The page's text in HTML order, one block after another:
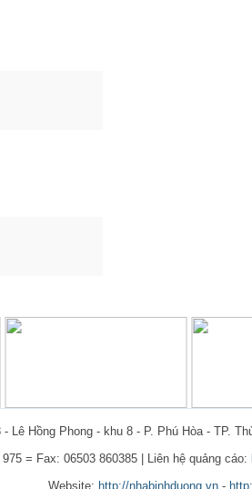
- Lê Hồng Phong - khu 8 - P. Phú Hòa - TP.
= Fax: 06503 860385 | Liên hệ quảng cáo:
Website: http://nhabinhduong.vn -